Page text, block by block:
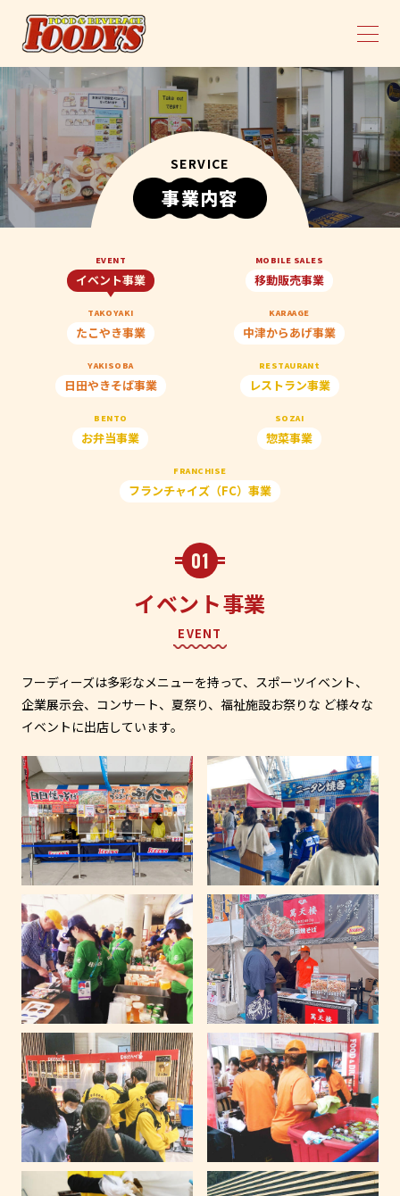
SERVICE
事業内容
EVENT
イベント事業
MOBILE SALES
移動販売事業
TAKOYAKI
たこやき事業
KARAAGE
中津からあげ事業
YAKISOBA
日田やきそば事業
RESTAURANt
レストラン事業
BENTO
お弁当事業
SOZAI
惣菜事業
FRANCHISE
フランチャイズ（FC）事業
01
イベント事業
EVENT
フーディーズは多彩なメニューを持って、スポーツイベント、
企業展示会、コンサート、夏祭り、福祉施設お祭りな ど様々な
イベントに出店しています。